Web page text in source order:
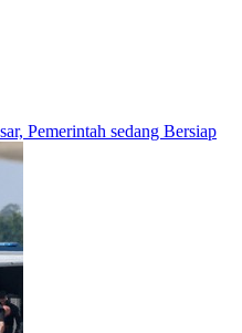
Pemerintah sedang Bersiap